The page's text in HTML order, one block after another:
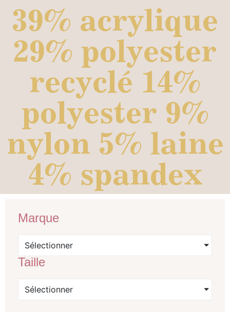
39% acrylique
29% polyester
recyclé 14%
polyester 9%
nylon 5% laine
4% spandex
Marque
Sélectionner
Taille
Sélectionner